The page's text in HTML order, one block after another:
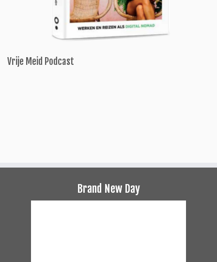
Vrije Meid Podcast
Brand New Day